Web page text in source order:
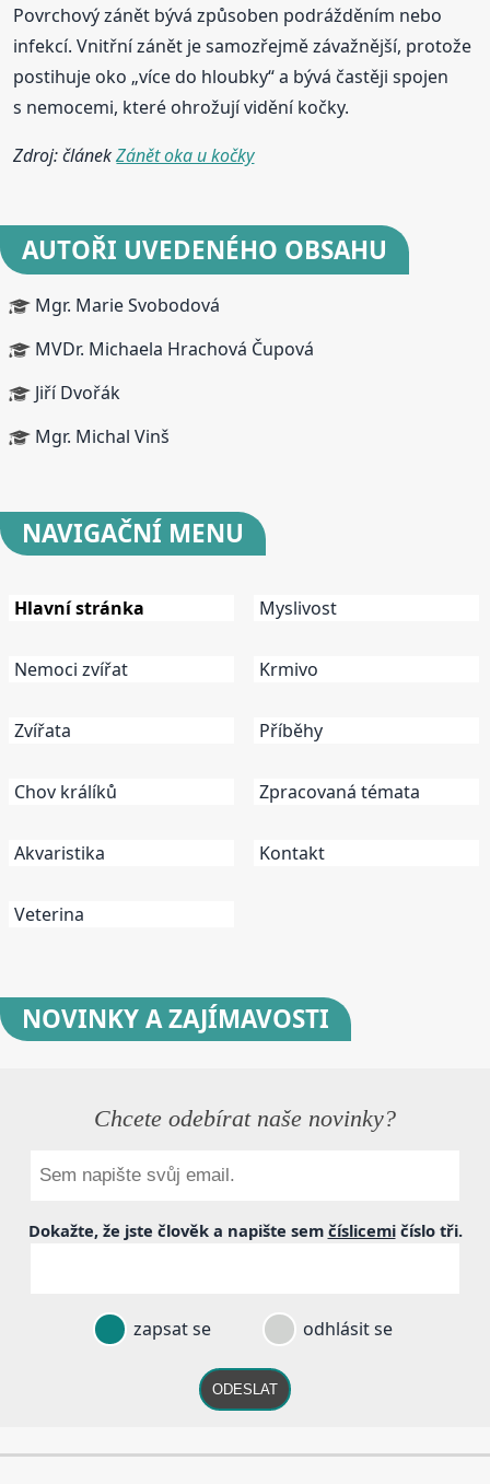
Povrchový zánět bývá způsoben podrážděním nebo
infekcí. Vnitřní zánět je samozřejmě závažnější, protože
postihuje oko „více do hloubky“ a bývá častěji spojen
s nemocemi, které ohrožují vidění kočky.
Zdroj: článekZánět oka u kočky
AUTOŘI UVEDENÉHO OBSAHU
Mgr. Marie Svobodová
MVDr. Michaela Hrachová Čupová
Jiří Dvořák
Mgr. Michal Vinš
NAVIGAČNÍ MENU
Hlavní stránka
Nemoci zvířat
Zvířata
Chov králíků
Akvaristika
Veterina
Myslivost
Krmivo
Příběhy
Zpracovaná témata
Kontakt
NOVINKYA ZAJÍMAVOSTI
Chcete odebírat naše novinky?
Dokažte, že jste člověk a napište sem číslicemičíslo tři.
zapsat se odhlásit se
ODESLAT